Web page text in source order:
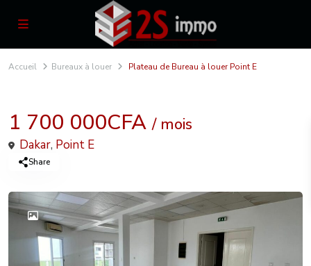
Accueil Bureaux à louer Plateau de Bureau à louer Point E
1 700 000CFA/ mois
Dakar, Point E
Share